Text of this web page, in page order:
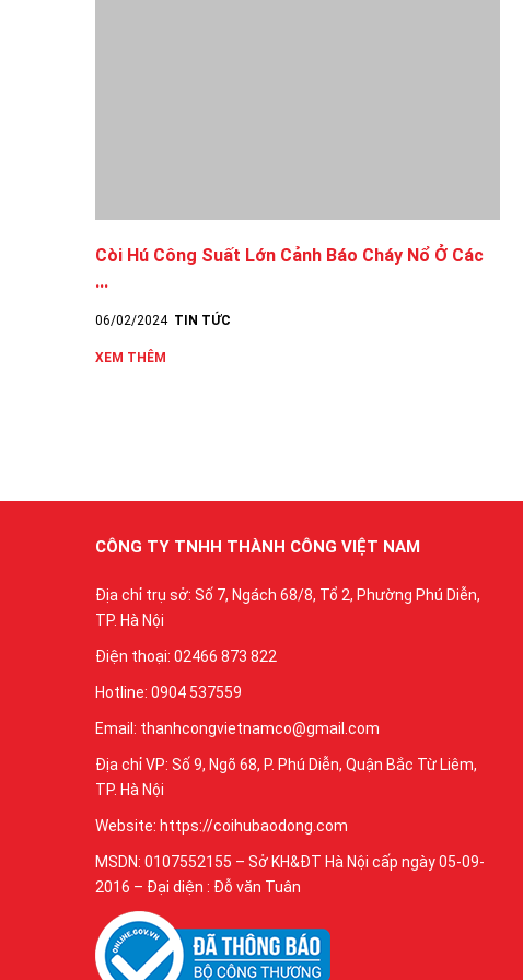
Còi Hú Công Suất Lớn Cảnh Báo Cháy Nổ Ở Các
...
06/02/2024 TIN TỨC
XEM THÊM
CÔNG TY TNHH THÀNH CÔNG VIỆT NAM
Địa chỉ trụ sở: Số 7, Ngách 68/8, Tổ 2, Phường Phú Diễn,
TP. Hà Nội
Điện thoại: 02466 873 822
Hotline: 0904 537559
Email: thanhcongvietnamco@gmail.com
Địa chỉ VP: Số 9, Ngõ 68, P. Phú Diễn, Quận Bắc Từ Liêm,
TP. Hà Nội
Website: https://coihubaodong.com
MSDN: 0107552155 – Sở KH&ĐT Hà Nội cấp ngày 05-09-
2016 – Đại diện : Đỗ văn Tuân